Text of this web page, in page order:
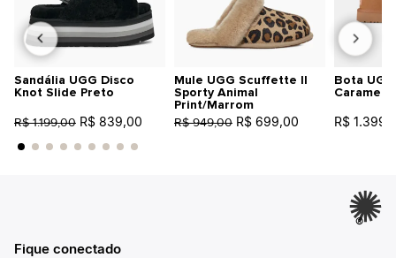
Sandália UGG Disco
Knot Slide Preto
R$ 1.199,00 R$ 839,00
Mule UGG Scuffette II
Sporty Animal
Print/Marrom
R$ 949,00 R$ 699,00
Bota
Caramelo
R$
®
Fique conectado